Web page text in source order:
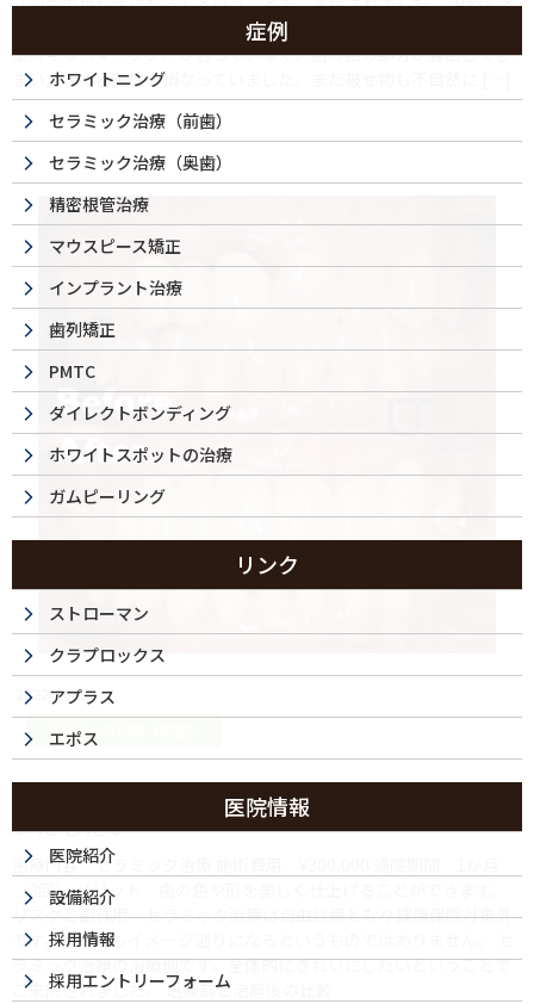
治療後の比較 治療前と治療後の見た目について 治療前は被せ物と歯
茎のキワ（マージン）が合っていなく、歯の根の部分が露出してし
まい大きく審美性を損なっていました。また被せ物も不自然に […]
2022/10/16
セラミック治療（前歯）
セラミック治療・50代（女性）｜全体的にきれ
いにしたい
治療内容 セラミック治療 施術費用 ¥300,000 通院期間 1か月
（3回） メリット 歯の色や形を美しく仕上げることができます。
リスクと副作用 セラミック治療は自由診療となり健康保険対象外
です。必ずしもイメージ通りになるというものではありません。 セ
ラミック治療の治療例です。全体的にきれいにしたいということで
ご来院されました。 治療前と治療後の比較
症例
ホワイトニング
セラミック治療（前歯）
セラミック治療（奥歯）
精密根管治療
マウスピース矯正
インプラント治療
歯列矯正
PMTC
ダイレクトボンディング
ホワイトスポットの治療
ガムピーリング
リンク
ストローマン
クラプロックス
アプラス
エポス
医院情報
医院紹介
設備紹介
採用情報
採用エントリーフォーム